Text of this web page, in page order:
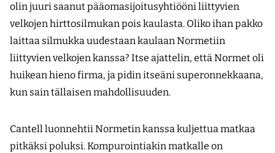
olin juuri saanut pääomasijoitusyhtiööni liittyvien
velkojen hirttosilmukan pois kaulasta. Oliko ihan pakko
laittaa silmukka uudestaan kaulaan Normetiin
liittyvien velkojen kanssa? Itse ajattelin, että Normet oli
huikean hieno firma, ja pidin itseäni superonnekkaana,
kun sain tällaisen mahdollisuuden.
Cantell luonnehtii Normetin kanssa kuljettua matkaa
pitkäksi poluksi. Kompurointiakin matkalle on